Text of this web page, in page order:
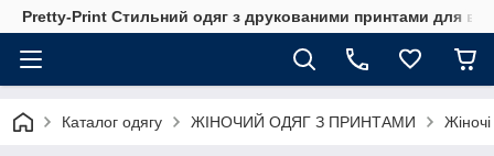
Pretty-Print Стильний одяг з друкованими принтами для
Каталог одягу ЖІНОЧИЙ ОДЯГ З ПРИНТАМИ